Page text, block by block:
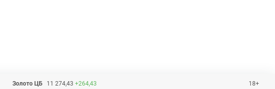
Золото ЦБ 11 274,43 +264,43 18+